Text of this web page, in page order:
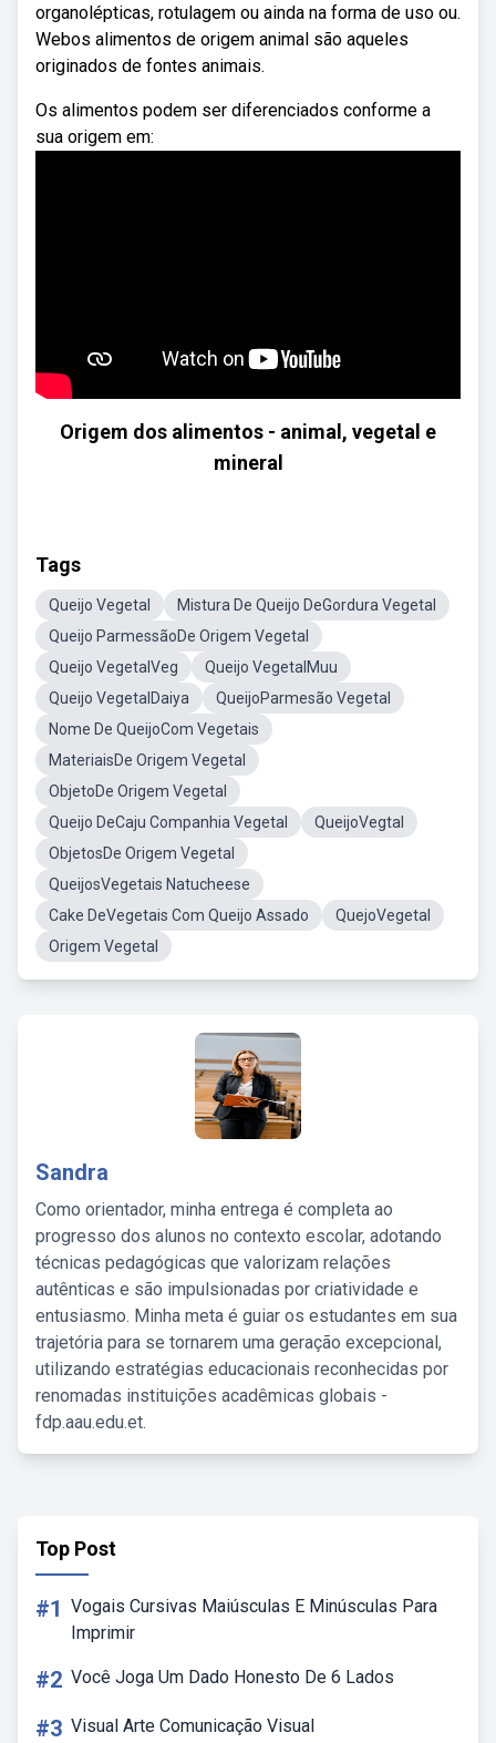
organolépticas, rotulagem ou ainda na forma de uso ou.
Webos alimentos de origem animal são aqueles
originados de fontes animais.
Os alimentos podem ser diferenciados conforme a
sua origem em:
Origem dos alimentos - animal, vegetal e
mineral
Tags
Queijo Vegetal
Mistura De Queijo DeGordura Vegetal
Queijo ParmessãoDe Origem Vegetal
Queijo VegetalVeg
Queijo VegetalMuu
Queijo VegetalDaiya
QueijoParmesão Vegetal
Nome De QueijoCom Vegetais
MateriaisDe Origem Vegetal
ObjetoDe Origem Vegetal
Queijo DeCaju Companhia Vegetal
QueijoVegtal
ObjetosDe Origem Vegetal
QueijosVegetais Natucheese
Cake DeVegetais Com Queijo Assado
QuejoVegetal
Origem Vegetal
Sandra
Como orientador, minha entrega é completa ao
progresso dos alunos no contexto escolar, adotando
técnicas pedagógicas que valorizam relações
autênticas e são impulsionadas por criatividade e
entusiasmo. Minha meta é guiar os estudantes em sua
trajetória para se tornarem uma geração excepcional,
utilizando estratégias educacionais reconhecidas por
renomadas instituições acadêmicas globais -
fdp.aau.edu.et.
Top Post
#1 Vogais Cursivas Maiúsculas E Minúsculas Para
Imprimir
#2 Você Joga Um Dado Honesto De 6 Lados
#3 Visual Arte Comunicação Visual